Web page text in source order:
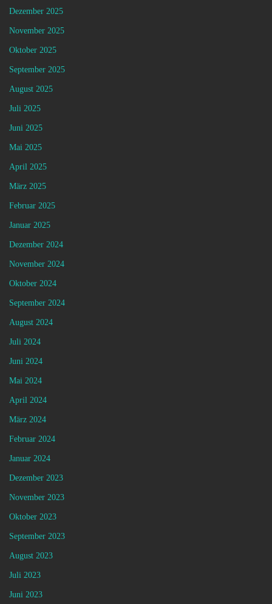
Dezember 2025
November 2025
Oktober 2025
September 2025
August 2025
Juli 2025
Juni 2025
Mai 2025
April 2025
März 2025
Februar 2025
Januar 2025
Dezember 2024
November 2024
Oktober 2024
September 2024
August 2024
Juli 2024
Juni 2024
Mai 2024
April 2024
März 2024
Februar 2024
Januar 2024
Dezember 2023
November 2023
Oktober 2023
September 2023
August 2023
Juli 2023
Juni 2023